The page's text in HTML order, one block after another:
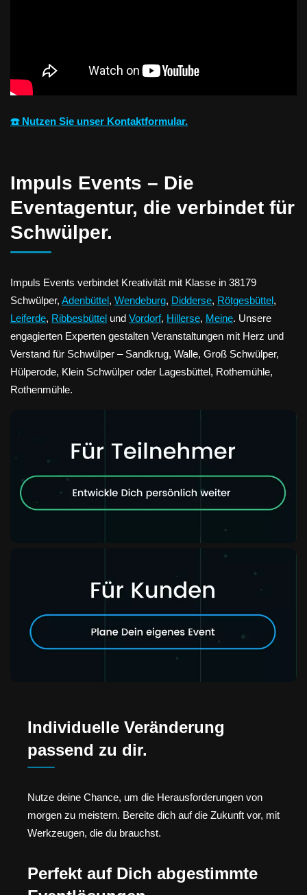
☎️ Nutzen Sie unser Kontaktformular.
Impuls Events – Die
Eventagentur, die verbindet für
Schwülper.
Impuls Events verbindet Kreativität mit Klasse in 38179
Schwülper, Adenbüttel, Wendeburg, Didderse, Rötgesbüttel,
Leiferde, Ribbesbüttel und Vordorf, Hillerse, Meine. Unsere
engagierten Experten gestalten Veranstaltungen mit Herz und
Verstand für Schwülper – Sandkrug, Walle, Groß Schwülper,
Hülperode, Klein Schwülper oder Lagesbüttel, Rothemühle,
Rothenmühle.
Individuelle Veränderung
passend zu dir.
Nutze deine Chance, um die Herausforderungen von
morgen zu meistern. Bereite dich auf die Zukunft vor, mit
Werkzeugen, die du brauchst.
Perfekt auf Dich abgestimmte